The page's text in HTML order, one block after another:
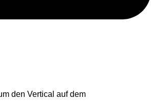
den Vertical auf dem